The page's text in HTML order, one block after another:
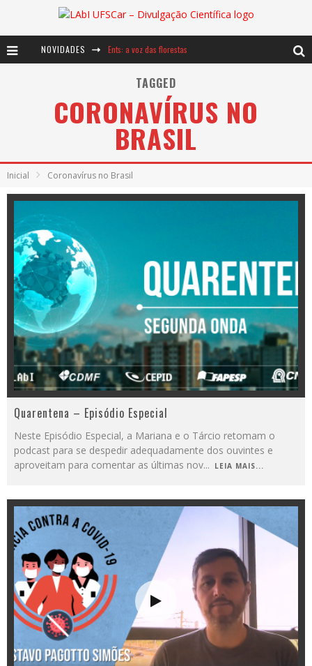
NOVIDADES Notáveis: Bertha Lutz
Ents: a voz das florestas
TAGGED
CORONAVÍRUS NO
BRASIL
Inicial Coronavírus no Brasil
Quarentena – Episódio Especial
Neste Episódio Especial, a Mariana e o Tárcio retomam o
podcast para se despedir adequadamente dos ouvintes e
aproveitam para comentar as últimas nov... LEIA MAIS...